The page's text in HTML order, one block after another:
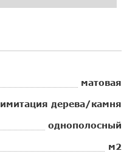
матовая
имитация дерева/камня
однополосный
м2